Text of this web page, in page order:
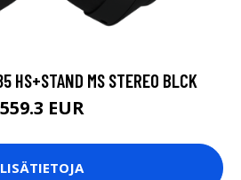
HS+STAND MS STEREO BLCK
559.3 EUR
LISÄTIETOJA